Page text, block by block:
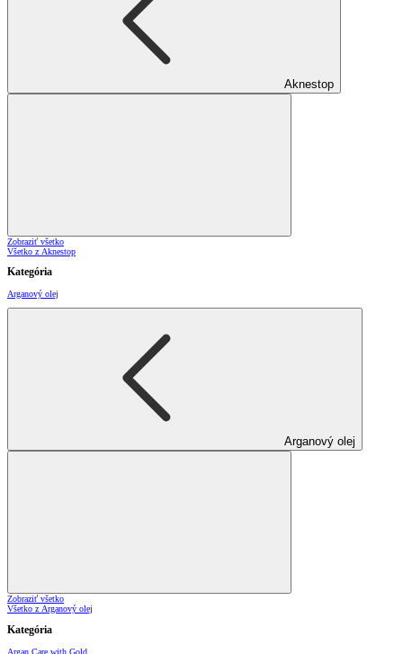
Aknestop
Zobraziť všetko
Všetko z Aknestop
Kategória
Arganový olej
Arganový olej
Zobraziť všetko
Všetko z Arganový olej
Kategória
Argan Care with Gold